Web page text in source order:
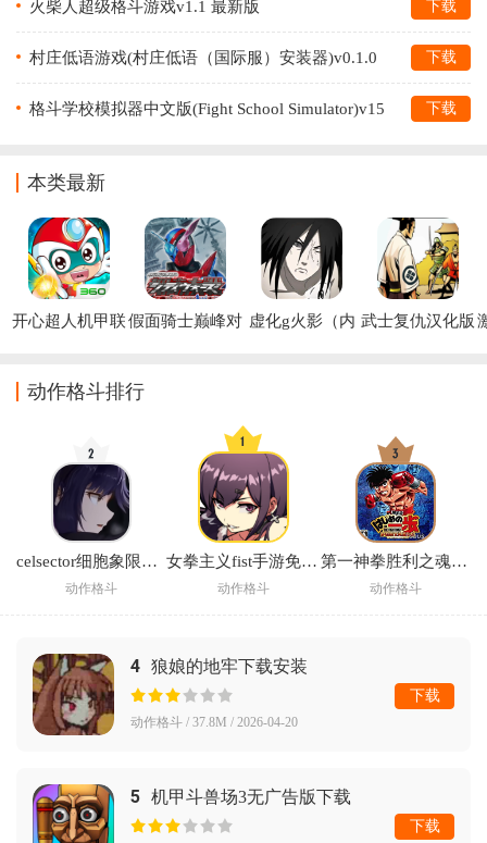
火柴人超级格斗游戏v1.1 最新版 下载
村庄低语游戏(村庄低语（国际服）安装器)v0.1.0
下载
格斗学校模拟器中文版(Fight School Simulator)v15
下载
本类最新
开心超人机甲联假面骑士巅峰对 虚化g火影（内 武士复仇汉化版
动作格斗排行
celsector细胞象限最新版
动作格斗
女拳主义fist手游免费官方版(女拳主義：F-ist)
动作格斗
第一神拳胜利之魂游戏
动作格斗
4 狼娘的地牢下载安装
动作格斗 / 37.8M / 2026-04-20
下载
5 机甲斗兽场3无广告版下载
下载